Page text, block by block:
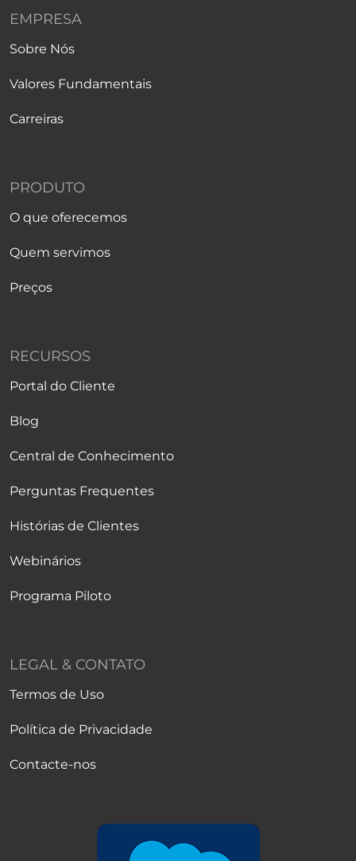
EMPRESA
Sobre Nós
Valores Fundamentais
Carreiras
PRODUTO
O que oferecemos
Quem servimos
Preços
RECURSOS
Portal do Cliente
Blog
Central de Conhecimento
Perguntas Frequentes
Histórias de Clientes
Webinários
Programa Piloto
LEGAL & CONTATO
Termos de Uso
Política de Privacidade
Contacte-nos